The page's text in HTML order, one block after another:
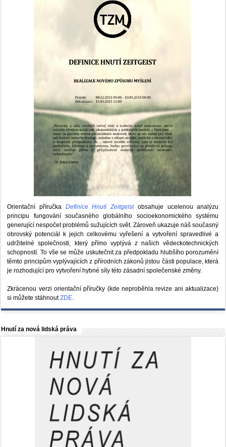
Orientační příručka Definice Hnutí Zeitgeistobsahuje ucelenou analýzu
principu fungování současného globálního socioekonomického systému
generující nespočet problémů sužujících svět. Zároveň ukazuje náš současný
obrovský potenciál k jejich celkovému vyřešení a vytvoření spravedlivé a
udržitelné společnosti, který přímo vyplývá z našich vědeckotechnických
schopností. To vše se může uskutečnit za předpokladu hlubšího porozumění
těmto principům vyplývajících z přírodních zákonů jistou části populace, která
je rozhodující pro vytvoření hybné síly této zásadní společenské změny.
Zkrácenou verzi orientační příručky (kde neproběhla revize ani aktualizace)
si můžete stáhnoutZDE.
Hnutí za nová lidská práva